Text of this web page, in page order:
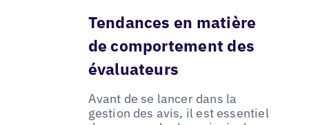
Tendances en matière
de comportement des
évaluateurs
Avant de se lancer dans la
gestion des avis, il est essentiel